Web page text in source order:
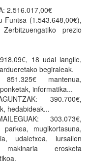
2.516.017,00€
Funtsa (1.543.648,00€),
prezio
18 udal langile,
begiraleak.
851.325€ mantenua,
informatika...
390.700€,
hedabideak...
303.073€,
mugikortasuna,
udaletxea, lursailen
erosketa